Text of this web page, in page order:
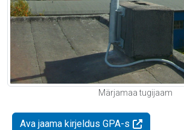
Märjamaa tugijaam
Ava jaama kirjeldus GPA-s